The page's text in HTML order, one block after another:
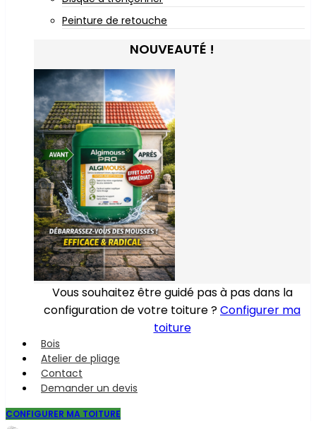
Peinture de retouche
NOUVEAUTÉ !
Vous souhaitez être guidé pas à pas dans la
configuration de votre toiture ?Configurer ma
toiture
Bois
Atelier de pliage
Contact
Demander un devis
CONFIGURER MA TOITURE